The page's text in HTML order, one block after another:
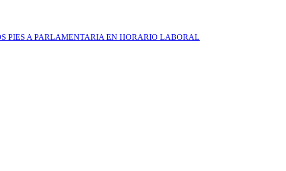
PIES A PARLAMENTARIA EN HORARIO LABORAL